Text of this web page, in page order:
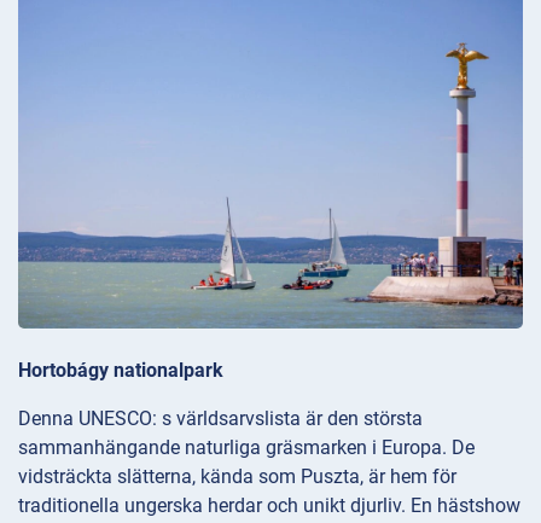
Hortobágy nationalpark
Denna UNESCO: s världsarvslista är den största
sammanhängande naturliga gräsmarken i Europa. De
vidsträckta slätterna, kända som Puszta, är hem för
traditionella ungerska herdar och unikt djurliv. En hästshow